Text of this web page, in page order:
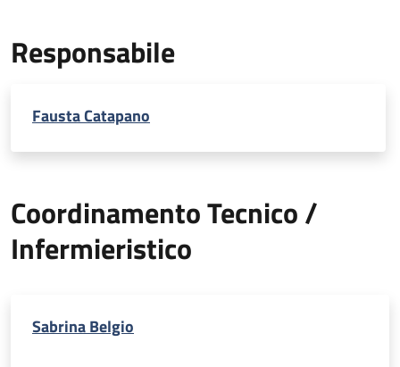
Responsabile
Fausta Catapano
Coordinamento Tecnico /
Infermieristico
Sabrina Belgio